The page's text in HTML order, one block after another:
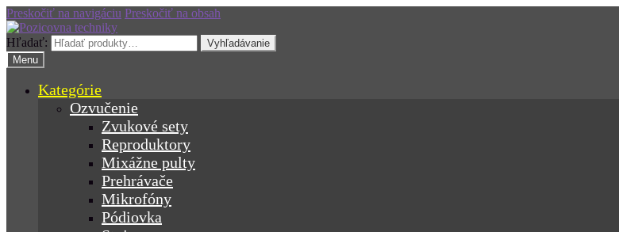
Preskočiť na navigáciu Preskočiť na obsah
Hľadať:
Vyhľadávanie
Menu
Kategórie
Ozvučenie
Zvukové sety
Reproduktory
Mixážne pulty
Prehrávače
Mikrofóny
Pódiovka